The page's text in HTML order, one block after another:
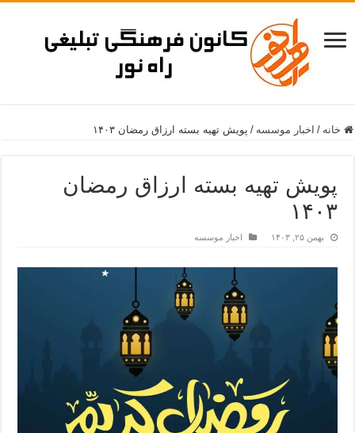
خانه / اخبار موسسه / پویش تهیه بسته ارزاق رمضان ۱۴۰۳
پویش تهیه بسته ارزاق رمضان
۱۴۰۳
بهمن ۲۵, ۱۴۰۳ اخبار موسسه